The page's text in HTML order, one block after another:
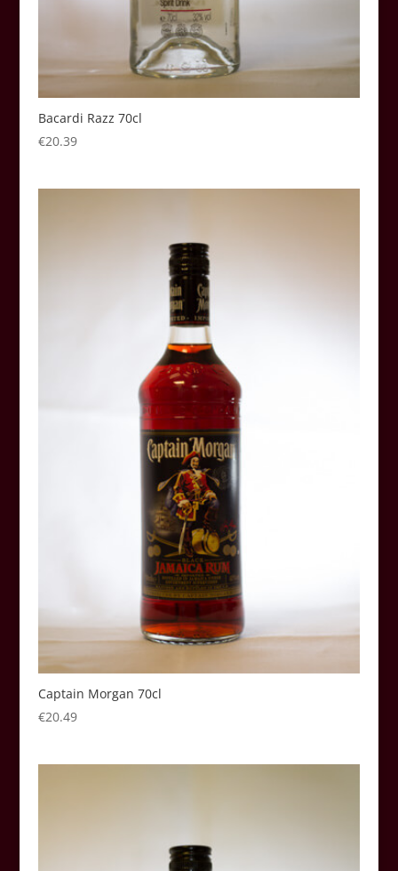
Bacardi Razz 70cl
€20.39
Captain Morgan 70cl
€20.49